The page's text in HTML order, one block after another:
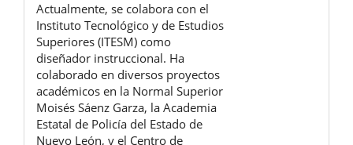
Actualmente, se colabora con el
Instituto Tecnológico y de Estudios
Superiores (ITESM) como
diseñador instruccional. Ha
colaborado en diversos proyectos
académicos en la Normal Superior
Moisés Sáenz Garza, la Academia
Estatal de Policía del Estado de
Nuevo León, y el Centro de